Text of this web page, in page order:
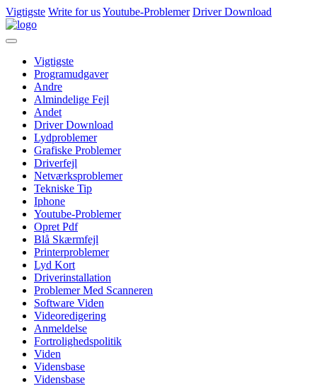
Vigtigste Write for usYoutube-Problemer Driver Download
Vigtigste
Programudgaver
Andre
Almindelige Fejl
Andet
Driver Download
Lydproblemer
Grafiske Problemer
Driverfejl
Netværksproblemer
Tekniske Tip
Iphone
Youtube-Problemer
Opret Pdf
Blå Skærmfejl
Printerproblemer
Lyd Kort
Driverinstallation
Problemer Med Scanneren
Software Viden
Videoredigering
Anmeldelse
Fortrolighedspolitik
Viden
Vidensbase
Vidensbase